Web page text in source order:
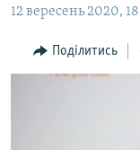
навігації
Перейти
до
БЛОГИ
ПОГЛЯД
12 вересень 2020,
Поділитись